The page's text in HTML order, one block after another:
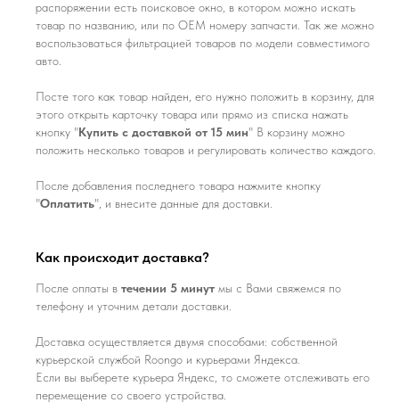
распоряжении есть поисковое окно, в котором можно искать
товар по названию, или по ОЕМ номеру запчасти. Так же можно
воспользоваться фильтрацией товаров по модели совместимого
авто.
Посте того как товар найден, его нужно положить в корзину, для
этого открыть карточку товара или прямо из списка нажать
кнопку "Купить с доставкой от 15 мин" В корзину можно
положить несколько товаров и регулировать количество каждого.
После добавления последнего товара нажмите кнопку
"Оплатить", и внесите данные для доставки.
Как происходит доставка?
После оплаты в течении 5 минут мы с Вами свяжемся по
телефону и уточним детали доставки.
Доставка осуществляется двумя способами: собственной
курьерской службой Roongo и курьерами Яндекса.
Если вы выберете курьера Яндекс, то сможете отслеживать его
перемещение со своего устройства.